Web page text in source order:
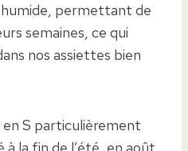
humide, permettant de
semaines, ce qui
nos assiettes bien
S particulièrement